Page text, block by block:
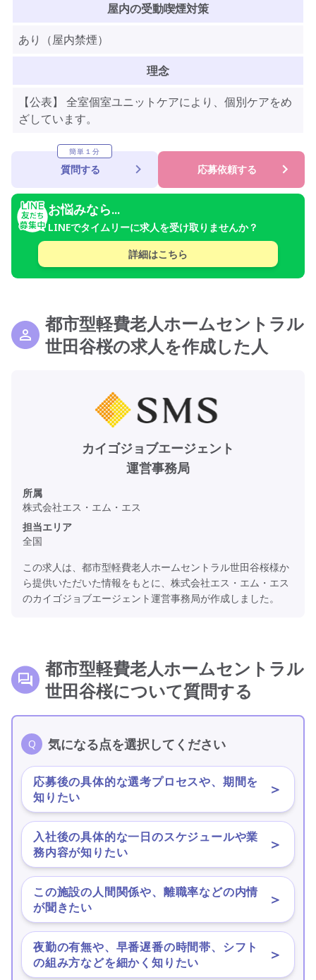
屋内の受動喫煙対策
あり（屋内禁煙）
理念
【公表】 全室個室ユニットケアにより、個別ケアをめ
ざしています。
簡単１分
質問する 応募依頼する
お悩みなら...
LINEでタイムリーに求人を受け取りませんか？
詳細はこちら
都市型軽費老人ホームセントラル
世田谷桜の求人を作成した人
カイゴジョブエージェント
運営事務局
所属
株式会社エス・エム・エス
担当エリア
全国
この求人は、都市型軽費老人ホームセントラル世田谷桜様か
ら提供いただいた情報をもとに、株式会社エス・エム・エス
のカイゴジョブエージェント運営事務局が作成しました。
都市型軽費老人ホームセントラル
世田谷桜について質問する
気になる点を選択してください
応募後の具体的な選考プロセスや、期間を
知りたい
＞
入社後の具体的な一日のスケジュールや業
務内容が知りたい
＞
この施設の人間関係や、離職率などの内情
が聞きたい
＞
夜勤の有無や、早番遅番の時間帯、シフト
の組み方などを細かく知りたい
＞